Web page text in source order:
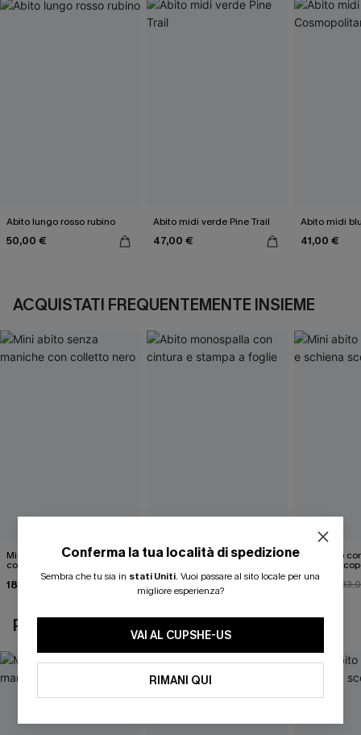
Abito lungo rosso rubino
50,00 €
Abito midi verde Pine Trail
47,00 €
Abito midi
41,00 €
ACQUISTATI FREQUENTEMENTE INSIEME
Mini abito senza maniche
con colletto nero
18,90 €
Abito monospalla con
26,90 €
Mini abito
schiena
POTREBBE INTERESSARTI ANCHE
Conferma la tua località di spedizione
Sembra che tu sia in stati Uniti. Vuoi passare al sito locale per una
migliore esperienza?
VAI AL CUPSHE-US
RIMANI QUI